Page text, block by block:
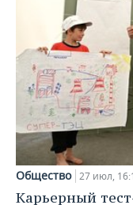
Общество 27 июл,
Карьерный